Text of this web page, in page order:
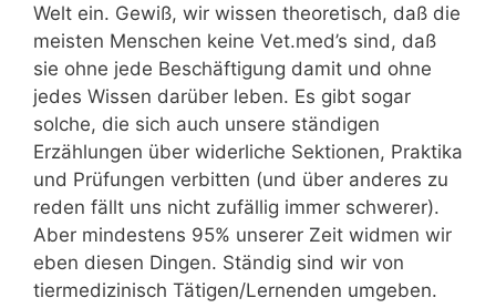
Welt ein. Gewiß, wir wissen theoretisch, daß die
meisten Menschen keine Vet.med’s sind, daß
sie ohne jede Beschäftigung damit und ohne
jedes Wissen darüber leben. Es gibt sogar
solche, die sich auch unsere ständigen
Erzählungen über widerliche Sektionen, Praktika
und Prüfungen verbitten (und über anderes zu
reden fällt uns nicht zufällig immer schwerer).
Aber mindestens 95% unserer Zeit widmen wir
eben diesen Dingen. Ständig sind wir von
tiermedizinisch Tätigen/Lernenden umgeben.